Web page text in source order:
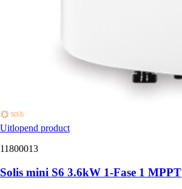
Uitlopend product
11800013
Solis mini S6 3.6kW 1-Fase 1 MPPT